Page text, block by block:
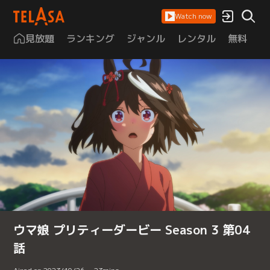
Watch now
見放題 ランキング ジャンル レンタル 無料
ウマ娘 プリティーダービー Season 3 第04
話